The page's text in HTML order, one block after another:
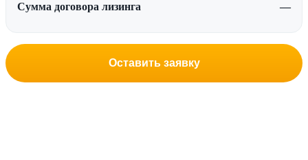
Сумма договора лизинга —
Оставить заявку